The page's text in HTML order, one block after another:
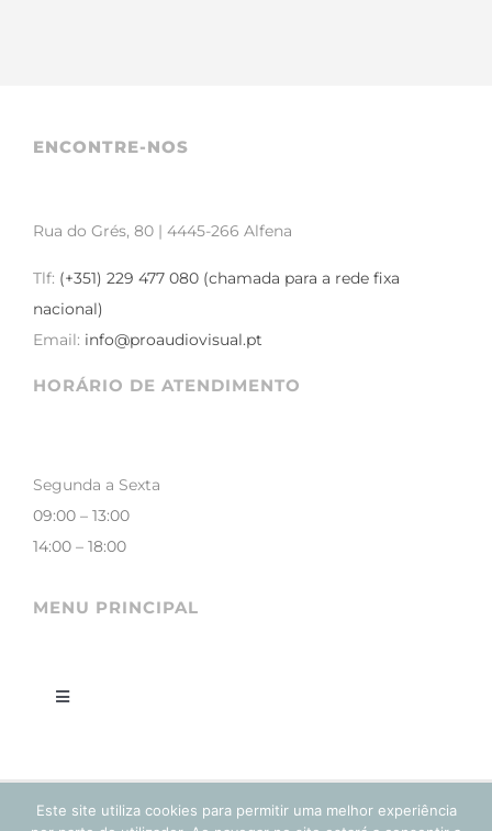
ENCONTRE-NOS
Rua do Grés, 80 | 4445-266 Alfena
Tlf: (+351) 229 477 080 (chamada para a rede fixa
nacional)
Email: info@proaudiovisual.pt
HORÁRIO DE ATENDIMENTO
Segunda a Sexta
09:00 – 13:00
14:00 – 18:00
MENU PRINCIPAL
Toggle
CONTACTOS
Este site utiliza cookies para permitir uma melhor experiência